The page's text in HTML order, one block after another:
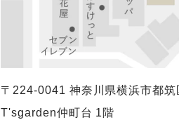
〒224-0041 神奈川県横浜市都
T'sgarden仲町台 1階